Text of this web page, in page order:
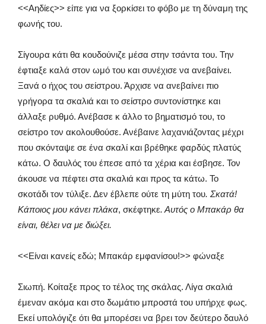
<<Αηδίες>> είπε για να ξορκίσει το φόβο με τη δύναμη της
φωνής του.
Σίγουρα κάτι θα κουδούνιζε μέσα στην τσάντα του. Την
έφτιαξε καλά στον ωμό του και συνέχισε να ανεβαίνει.
Ξανά ο ήχος του σείστρου. Άρχισε να ανεβαίνει πιο
γρήγορα τα σκαλιά και το σείστρο συντονίστηκε και
άλλαξε ρυθμό. Ανέβασε κ άλλο το βηματισμό του, το
σείστρο τον ακολουθούσε. Ανέβαινε λαχανιάζοντας μέχρι
που σκόνταψε σε ένα σκαλί και βρέθηκε φαρδύς πλατύς
κάτω. Ο δαυλός του έπεσε από τα χέρια και έσβησε. Τον
άκουσε να πέφτει στα σκαλιά και προς τα κάτω. Το
σκοτάδι τον τύλιξε. Δεν έβλεπε ούτε τη μύτη του. Σκατά!
Κάποιος μου κάνει πλάκα, σκέφτηκε. Αυτός ο Μπακάρ θα
είναι, θέλει να με διώξει.
<<Είναι κανείς εδώ; Μπακάρ εμφανίσου!>> φώναξε
Σιωπή. Κοίταξε προς το τέλος της σκάλας. Λίγα σκαλιά
έμεναν ακόμα και στο δωμάτιο μπροστά του υπήρχε φως.
Εκεί υπολόγιζε ότι θα μπορέσει να βρει τον δεύτερο δαυλό